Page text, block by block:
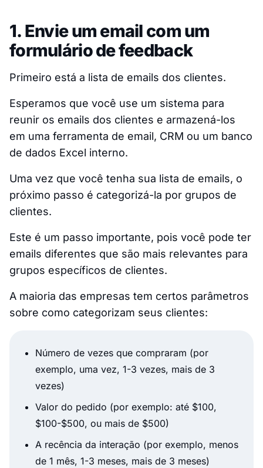
1. Envie um email com um
formulário de feedback
Primeiro está a lista de emails dos clientes.
Esperamos que você use um sistema para
reunir os emails dos clientes e armazená-los
em uma ferramenta de email, CRM ou um banco
de dados Excel interno.
Uma vez que você tenha sua lista de emails, o
próximo passo é categorizá-la por grupos de
clientes.
Este é um passo importante, pois você pode ter
emails diferentes que são mais relevantes para
grupos específicos de clientes.
A maioria das empresas tem certos parâmetros
sobre como categorizam seus clientes:
Número de vezes que compraram (por
exemplo, uma vez, 1-3 vezes, mais de 3
vezes)
Valor do pedido (por exemplo: até $100,
$100-$500, ou mais de $500)
A recência da interação (por exemplo, menos
de 1 mês, 1-3 meses, mais de 3 meses)